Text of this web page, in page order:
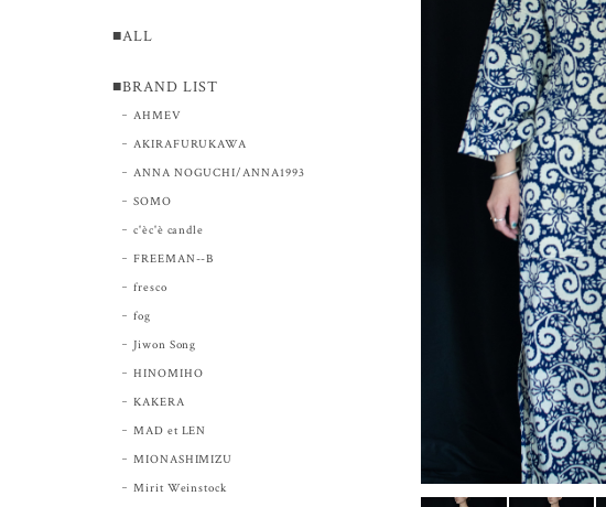
■ALL
■BRAND LIST
AHMEV
AKIRAFURUKAWA
ANNA NOGUCHI/ANNA1993
SOMO
c'èc'è candle
FREEMAN--B
fresco
fog
Jiwon Song
HINOMIHO
KAKERA
MAD et LEN
MIONASHIMIZU
Mirit Weinstock